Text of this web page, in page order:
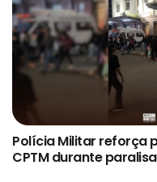
Polícia Militar reforça
CPTM durante